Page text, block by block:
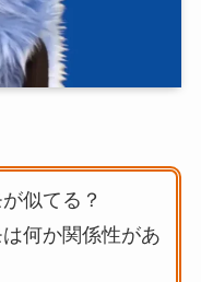
似てる？
何か関係性があ